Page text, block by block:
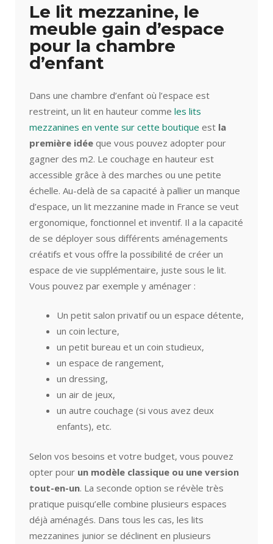
Le lit mezzanine, le
meuble gain d’espace
pour la chambre
d’enfant
Dans une chambre d’enfant où l’espace est
restreint, un lit en hauteur comme les lits
mezzanines en vente sur cette boutique est la
première idée que vous pouvez adopter pour
gagner des m2. Le couchage en hauteur est
accessible grâce à des marches ou une petite
échelle. Au-delà de sa capacité à pallier un manque
d’espace, un lit mezzanine made in France se veut
ergonomique, fonctionnel et inventif. Il a la capacité
de se déployer sous différents aménagements
créatifs et vous offre la possibilité de créer un
espace de vie supplémentaire, juste sous le lit.
Vous pouvez par exemple y aménager :
Un petit salon privatif ou un espace détente,
un coin lecture,
un petit bureau et un coin studieux,
un espace de rangement,
un dressing,
un air de jeux,
un autre couchage (si vous avez deux
enfants), etc.
Selon vos besoins et votre budget, vous pouvez
opter pour un modèle classique ou une version
tout-en-un. La seconde option se révèle très
pratique puisqu’elle combine plusieurs espaces
déjà aménagés. Dans tous les cas, les lits
mezzanines junior se déclinent en plusieurs